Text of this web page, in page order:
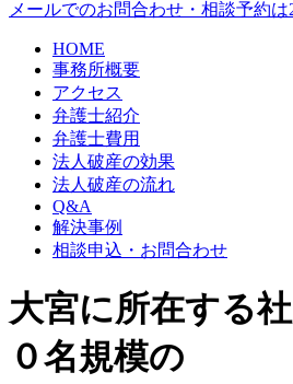
メールでのお問合わせ・相談予約
HOME
事務所概要
アクセス
弁護士紹介
弁護士費用
法人破産の効果
法人破産の流れ
Q&A
解決事例
相談申込・お問合わせ
大宮に所在する
０名規模の